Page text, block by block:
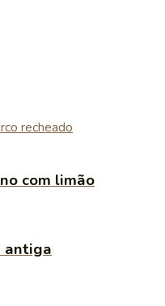
recheado
com limão
antiga